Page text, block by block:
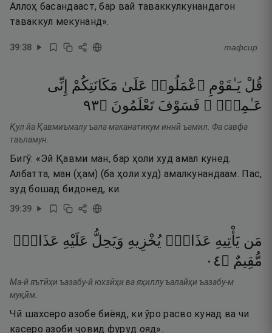
Аллоҳ басандааст, бар вай таваккулкунандагон
таваккул мекунанд».
39:38 тафсир
قُلْ يَـٰقَوْمِ ٱعْمَلُوا۟ عَلَىٰ مَكَانَتِكُمْ إِنِّى
عَـٰمِلٌۭ ۖ فَسَوْفَ تَعْلَمُونَ ۝٣٩
Қул йа Қавмиъмалу ъала маканатикум иннӣ ъамил. Фа савфа
таъламун.
Бигӯ: «Эй Қавми ман, бар ҳоли худ амал кунед.
Албатта, ман (ҳам) (ба ҳоли худ) амалкунандаам. Пас,
зуд бошад бидонед, ки.
39:39
مَن يَأْتِيهِ عَذَابٌۭ يُخْزِيهِ وَيَحِلُّ عَلَيْهِ عَذَابٌۭ
مُّقِيمٌ ۝٤٠
Ма-й яътӣҳи ъазабу-й юхзӣҳи ва яҳиллу ъалайҳи ъазабу-м
муқӣм.
Чӣ шахсеро азобе биёяд, ки ӯро расво кунад ва чи
касеро азоби ҷовид фуруд ояд».